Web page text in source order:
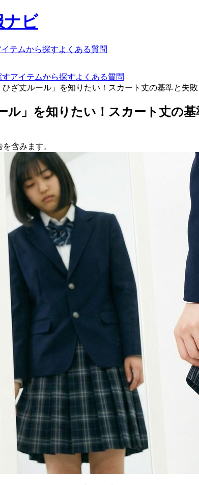
ナビ
イテムから探すよくある質問
すアイテムから探すよくある質問
ひざ丈ルール」を知りたい！スカート丈の基準と失
ル」を知りたい！スカート丈の
含みます。